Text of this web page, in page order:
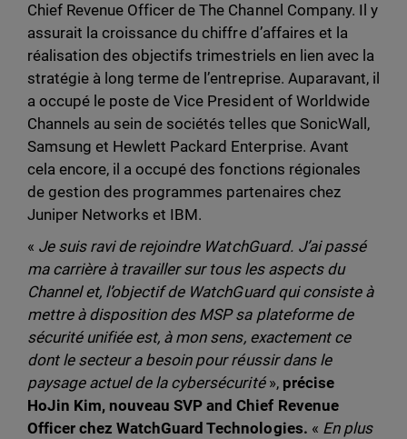
Chief Revenue Officer de The Channel Company. Il y
assurait la croissance du chiffre d’affaires et la
réalisation des objectifs trimestriels en lien avec la
stratégie à long terme de l’entreprise. Auparavant, il
a occupé le poste de Vice President of Worldwide
Channels au sein de sociétés telles que SonicWall,
Samsung et Hewlett Packard Enterprise. Avant
cela encore, il a occupé des fonctions régionales
de gestion des programmes partenaires chez
Juniper Networks et IBM.
« Je suis ravi de rejoindre WatchGuard. J’ai passé
ma carrière à travailler sur tous les aspects du
Channel et, l’objectif de WatchGuard qui consiste à
mettre à disposition des MSP sa plateforme de
sécurité unifiée est, à mon sens, exactement ce
dont le secteur a besoin pour réussir dans le
paysage actuel de la cybersécurité», précise
HoJin Kim, nouveau SVP and Chief Revenue
Officer chez WatchGuard Technologies. « En plus